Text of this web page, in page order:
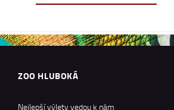
ZOO HLUBOKÁ
Nejlepší výlety vedou k nám